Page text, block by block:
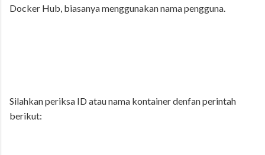
Docker Hub, biasanya menggunakan nama pengguna.
Silahkan periksa ID atau nama kontainer denfan perintah
berikut: